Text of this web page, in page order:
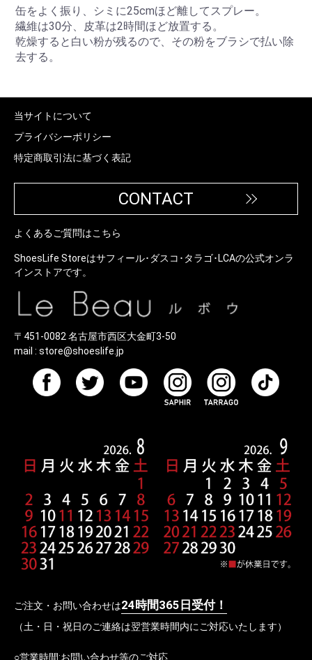
缶をよく振り、シミに25cmほど離してスプレー。
繊維は30分、皮革は2時間ほど放置する。
乾燥すると白い粉が残るので、その粉をブラシで払い除
去する。
当サイトについて
プライバシーポリシー
特定商取引法に基づく表記
CONTACT
よくあるご質問はこちら
ShoesLife Storeはサフィール･ダスコ･タラゴ･LCAの公式オンラ
インストアです。
〒451-0082 名古屋市西区大金町3-50
mail : store@shoeslife.jp
ご注文・お問い合わせは24時間365日受付！
（土・日・祝日のご連絡は翌営業時間内にご対応いたします）
○営業時間:お問い合わせ等のご対応